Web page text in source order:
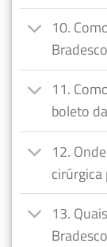
10.
11.
boleto
12.
cirúrgica
13.